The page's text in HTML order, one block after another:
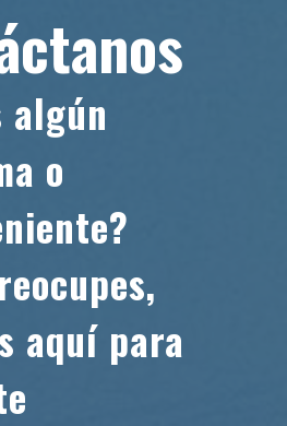
algún
o
aquí para